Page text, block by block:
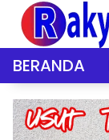
Langsung
konten
BERANDA